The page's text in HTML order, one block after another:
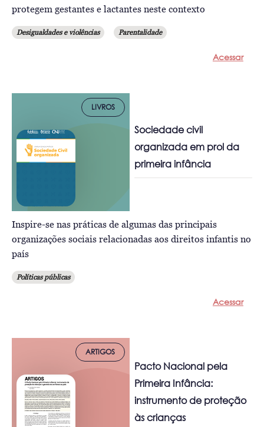
protegem gestantes e lactantes neste contexto
Desigualdades e violências Parentalidade
Acessar
LIVROS
Sociedade civil
organizada em prol da
primeira infância
Inspire-se nas práticas de algumas das principais
organizações sociais relacionadas aos direitos infantis no
país
Políticas públicas
Acessar
ARTIGOS
Pacto Nacional pela
Primeira Infância:
instrumento de proteção
às crianças